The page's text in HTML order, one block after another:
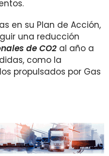
en su Plan de Acción,
una reducción
de CO2 al año a
como la
propulsados por Gas